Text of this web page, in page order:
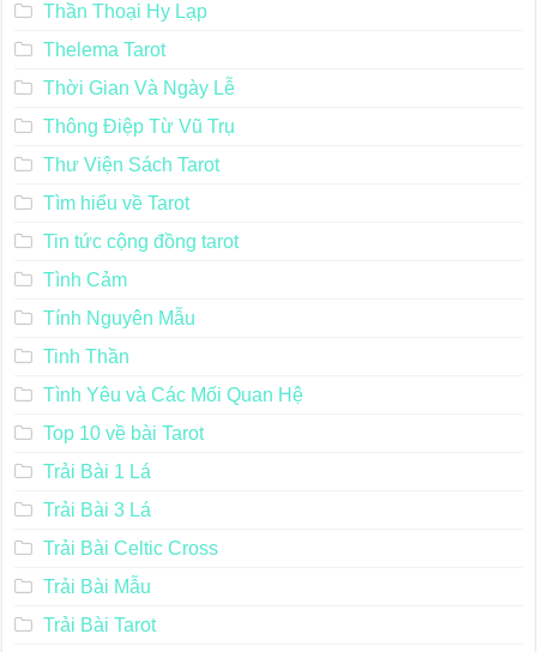
Thần Thoại Hy Lạp
Thelema Tarot
Thời Gian Và Ngày Lễ
Thông Điệp Từ Vũ Trụ
Thư Viện Sách Tarot
Tìm hiểu về Tarot
Tin tức cộng đồng tarot
Tình Cảm
Tính Nguyên Mẫu
Tinh Thần
Tình Yêu và Các Mối Quan Hệ
Top 10 về bài Tarot
Trải Bài 1 Lá
Trải Bài 3 Lá
Trải Bài Celtic Cross
Trải Bài Mẫu
Trải Bài Tarot